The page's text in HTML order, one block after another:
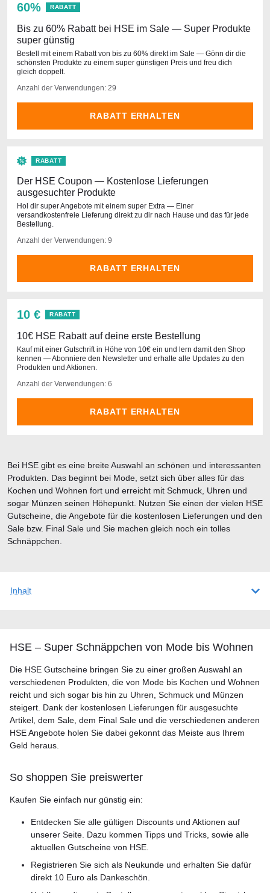
60% RABATT
Bis zu 60% Rabatt bei HSE im Sale — Super Produkte
super günstig
Bestell mit einem Rabatt von bis zu 60% direkt im Sale — Gönn dir die
schönsten Produkte zu einem super günstigen Preis und freu dich
gleich doppelt.
Anzahl der Verwendungen: 29
RABATT ERHALTEN
RABATT
Der HSE Coupon — Kostenlose Lieferungen
ausgesuchter Produkte
Hol dir super Angebote mit einem super Extra — Einer
versandkostenfreie Lieferung direkt zu dir nach Hause und das für jede
Bestellung.
Anzahl der Verwendungen: 9
RABATT ERHALTEN
10 € RABATT
10€ HSE Rabatt auf deine erste Bestellung
Kauf mit einer Gutschrift in Höhe von 10€ ein und lern damit den Shop
kennen — Abonniere den Newsletter und erhalte alle Updates zu den
Produkten und Aktionen.
Anzahl der Verwendungen: 6
RABATT ERHALTEN
Inhalt
HSE – Super Schnäppchen von Mode bis Wohnen
Die HSE Gutscheine bringen Sie zu einer großen Auswahl an
verschiedenen Produkten, die von Mode bis Kochen und Wohnen
reicht und sich sogar bis hin zu Uhren, Schmuck und Münzen
steigert. Dank der kostenlosen Lieferungen für ausgesuchte
Artikel, dem Sale, dem Final Sale und die verschiedenen anderen
HSE Angebote holen Sie dabei gekonnt das Meiste aus Ihrem
Geld heraus.
So shoppen Sie preiswerter
Kaufen Sie einfach nur günstig ein:
Entdecken Sie alle gültigen Discounts und Aktionen auf
unserer Seite. Dazu kommen Tipps und Tricks, sowie alle
aktuellen Gutscheine von HSE.
Registrieren Sie sich als Neukunde und erhalten Sie dafür
direkt 10 Euro als Dankeschön.
Bei HSE gibt es eine breite Auswahl an schönen und interessanten
Produkten. Das beginnt bei Mode, setzt sich über alles für das
Kochen und Wohnen fort und erreicht mit Schmuck, Uhren und
sogar Münzen seinen Höhepunkt. Nutzen Sie einen der vielen HSE
Gutscheine, die Angebote für die kostenlosen Lieferungen und den
Sale bzw. Final Sale und Sie machen gleich noch ein tolles
Schnäppchen.